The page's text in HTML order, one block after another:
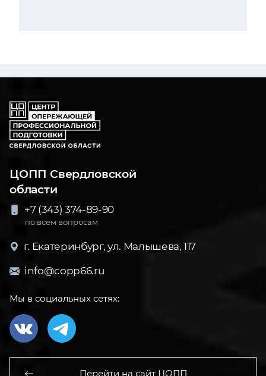
ЦОПП Свердловской
области
+7 (343) 374-89-90
по всем вопросам
г. Екатеринбург, ул. Малышева, 117
info@copp66.ru
Мы в социальных сетях:
Перейти на сайт ЦОПП